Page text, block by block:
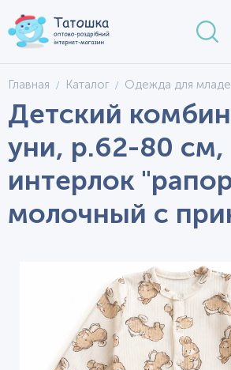
Главная Каталог Одежда для
Детский
уни, р.62-80 см,
интерлок
молочный с